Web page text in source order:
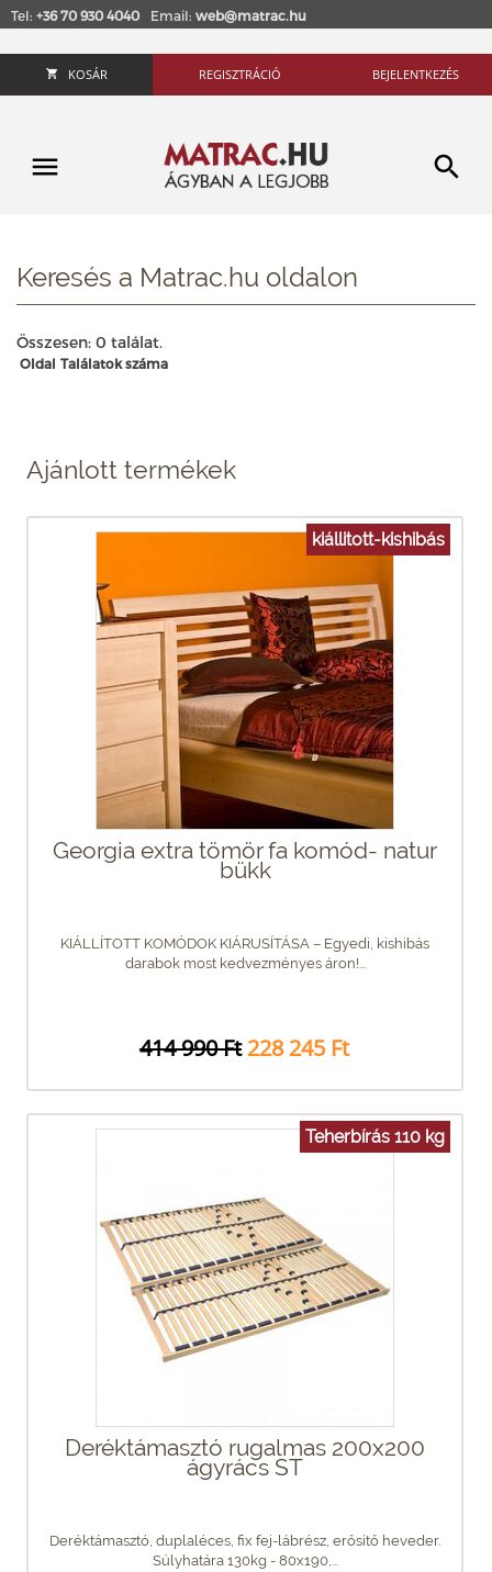
Tel: +36 70 930 4040 Email: web@matrac.hu
KOSÁR REGISZTRÁCIÓ BEJELENTKEZÉS
Keresés a Matrac.hu oldalon
Összesen: 0 találat.
Oldal Találatok száma
Ajánlott termékek
kiállitott-kishibás
Georgia extra tömör fa komód- natur
bükk
KIÁLLÍTOTT KOMÓDOK KIÁRUSÍTÁSA – Egyedi, kishibás
darabok most kedvezményes áron!...
414 990 Ft 228 245 Ft
Teherbírás 110 kg
Deréktámasztó rugalmas 200x200
ágyrács ST
Deréktámasztó, duplaléces, fix fej-lábrész, erősítő heveder.
Súlyhatára 130kg - 80x190,...